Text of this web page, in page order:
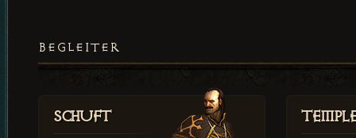
BEGLEITER
Schuft